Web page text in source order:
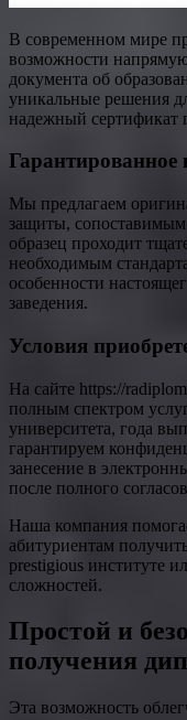
В современном мире
возможности напрямую
документа об
уникальные решения
надежный сертификат
Гарантированное
Мы предлагаем
защиты,
образец проходит
необходимым
особенности
заведения.
Условия
На сайте https://
полным спектром
университета, года
гарантируем
занесение в
после полного
Наша компания
абитуриентам
prestigious институте
сложностей.
Простой и
получения
Эта возможность